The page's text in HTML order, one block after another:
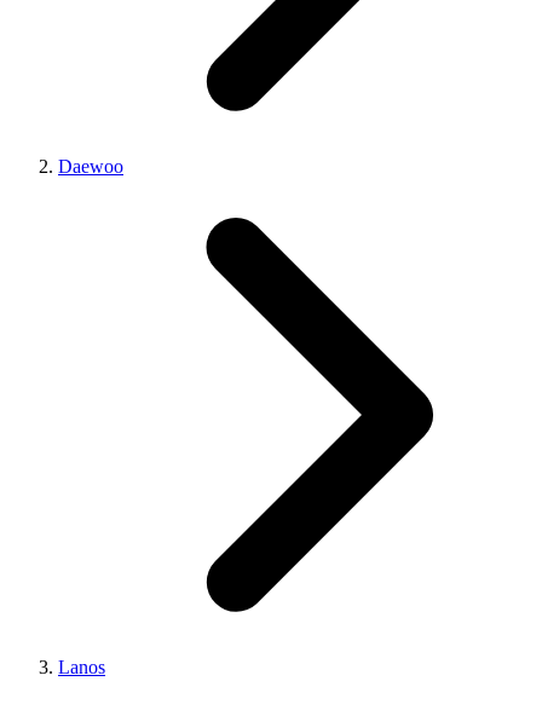
Daewoo
Lanos